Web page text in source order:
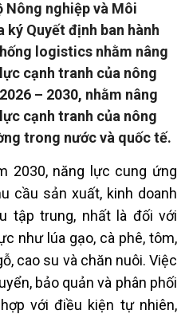
Nông nghiệp và Môi
Quyết định ban hành
logistics nhằm nâng
cạnh tranh của nông
– 2030, nhằm nâng
cạnh tranh của nông
trong nước và quốc tế.
2030, năng lực cung ứng
cầu sản xuất, kinh doanh
tập trung, nhất là đối với
như lúa gạo, cà phê, tôm,
cao su và chăn nuôi. Việc
bảo quản và phân phối
với điều kiện tự nhiên,